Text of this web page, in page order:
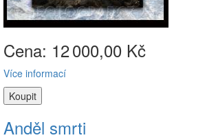
Cena: 12000,00 Kč
Více informací
Anděl smrti